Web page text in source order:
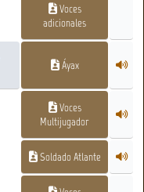
Voces
adicionales
Áyax
Voces
Multijugador
Soldado Atlante